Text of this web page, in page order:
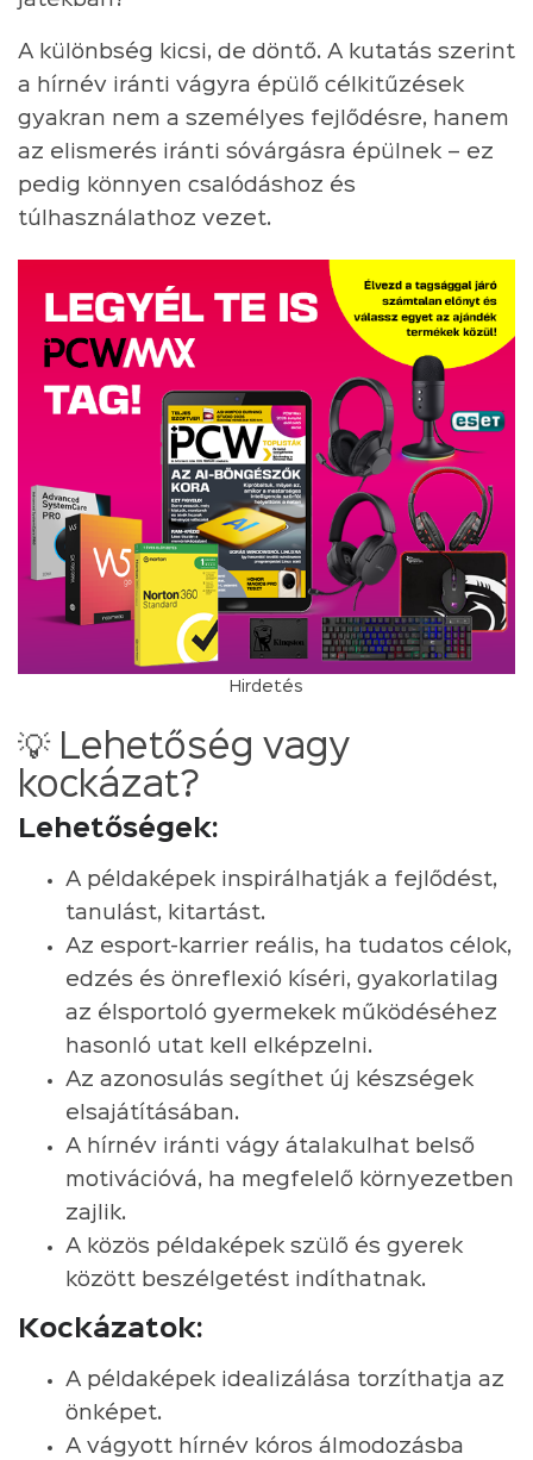
A különbség kicsi, de döntő. A kutatás szerint
a hírnév iránti vágyra épülő célkitűzések
gyakran nem a személyes fejlődésre, hanem
az elismerés iránti sóvárgásra épülnek – ez
pedig könnyen csalódáshoz és
túlhasználathoz vezet.
Hirdetés
💡 Lehetőség vagy
kockázat?
Lehetőségek:
A példaképek inspirálhatják a fejlődést,
tanulást, kitartást.
Az esport-karrier reális, ha tudatos célok,
edzés és önreflexió kíséri, gyakorlatilag
az élsportoló gyermekek működéséhez
hasonló utat kell elképzelni.
Az azonosulás segíthet új készségek
elsajátításában.
A hírnév iránti vágy átalakulhat belső
motivációvá, ha megfelelő környezetben
zajlik.
A közös példaképek szülő és gyerek
között beszélgetést indíthatnak.
Kockázatok:
A példaképek idealizálása torzíthatja az
önképet.
A vágyott hírnév kóros álmodozásba